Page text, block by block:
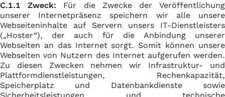
C.1.1 Zweck: Für die Zwecke der Veröffentlichung
unserer Internetpräsenz speichern wir alle unsere
Webseiteninhalte auf Servern unsers IT-Dienstleisters
(„Hoster“), der auch für die Anbindung unserer
Webseiten an das Internet sorgt. Somit können unsere
Webseiten von Nutzern des Internet aufgerufen werden.
Zu diesen Zwecken nehmen wir Infrastruktur- und
Plattformdienstleistungen, Rechenkapazität,
Speicherplatz und Datenbankdienste sowie